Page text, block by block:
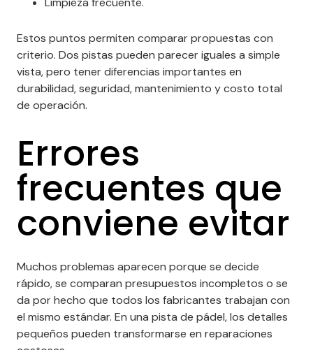
Estos puntos permiten comparar propuestas con
criterio. Dos pistas pueden parecer iguales a simple
vista, pero tener diferencias importantes en
durabilidad, seguridad, mantenimiento y costo total
de operación.
Errores
frecuentes que
conviene evitar
Muchos problemas aparecen porque se decide
rápido, se comparan presupuestos incompletos o se
da por hecho que todos los fabricantes trabajan con
el mismo estándar. En una pista de pádel, los detalles
pequeños pueden transformarse en reparaciones